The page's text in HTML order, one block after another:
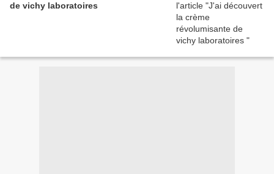
de vichy laboratoires